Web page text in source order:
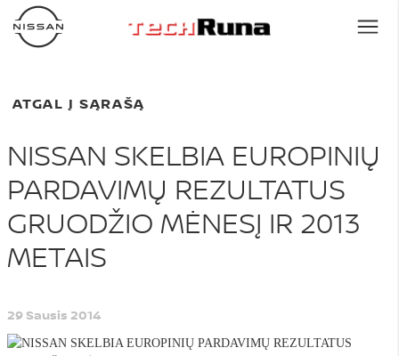
ATGAL Į SĄRAŠĄ
NISSAN SKELBIA EUROPINIŲ
PARDAVIMŲ REZULTATUS
GRUODŽIO MĖNESĮ IR 2013
МЕТAIS
29 Sausis 2014